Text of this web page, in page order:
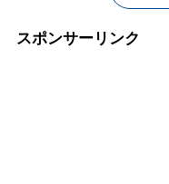
スポンサーリンク